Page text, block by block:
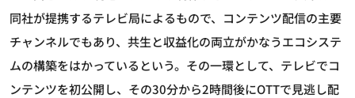
同社が提携するテレビ局によるもので、コンテンツ配信の主要
チャンネルでもあり、共生と収益化の両立がかなうエコシステ
ムの構築をはかっているという。その一環として、テレビでコ
ンテンツを初公開し、その30分から2時間後にOTTで見逃し配